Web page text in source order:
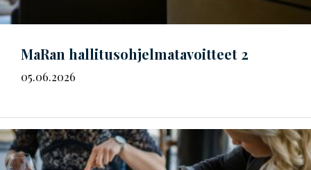
MaRan hal­li­tus­oh­jel­ma­ta­voit­teet 2
05.06.2026